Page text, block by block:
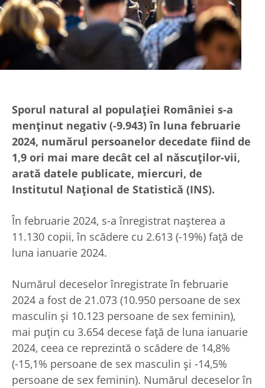
Sporul natural al populaţiei României s-a
menţinut negativ (-9.943) în luna februarie
2024, numărul persoanelor decedate fiind de
1,9 ori mai mare decât cel al născuţilor-vii,
arată datele publicate, miercuri, de
Institutul Naţional de Statistică (INS).
În februarie 2024, s-a înregistrat naşterea a
11.130 copii, în scădere cu 2.613 (-19%) faţă de
luna ianuarie 2024.
Numărul deceselor înregistrate în februarie
2024 a fost de 21.073 (10.950 persoane de sex
masculin şi 10.123 persoane de sex feminin),
mai puţin cu 3.654 decese faţă de luna ianuarie
2024, ceea ce reprezintă o scădere de 14,8%
(-15,1% persoane de sex masculin şi -14,5%
persoane de sex feminin). Numărul deceselor în